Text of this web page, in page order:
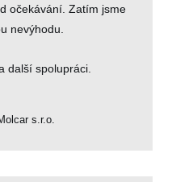
očekávání. Zatím jsme
nevýhodu.
další spolupráci.
s.r.o.